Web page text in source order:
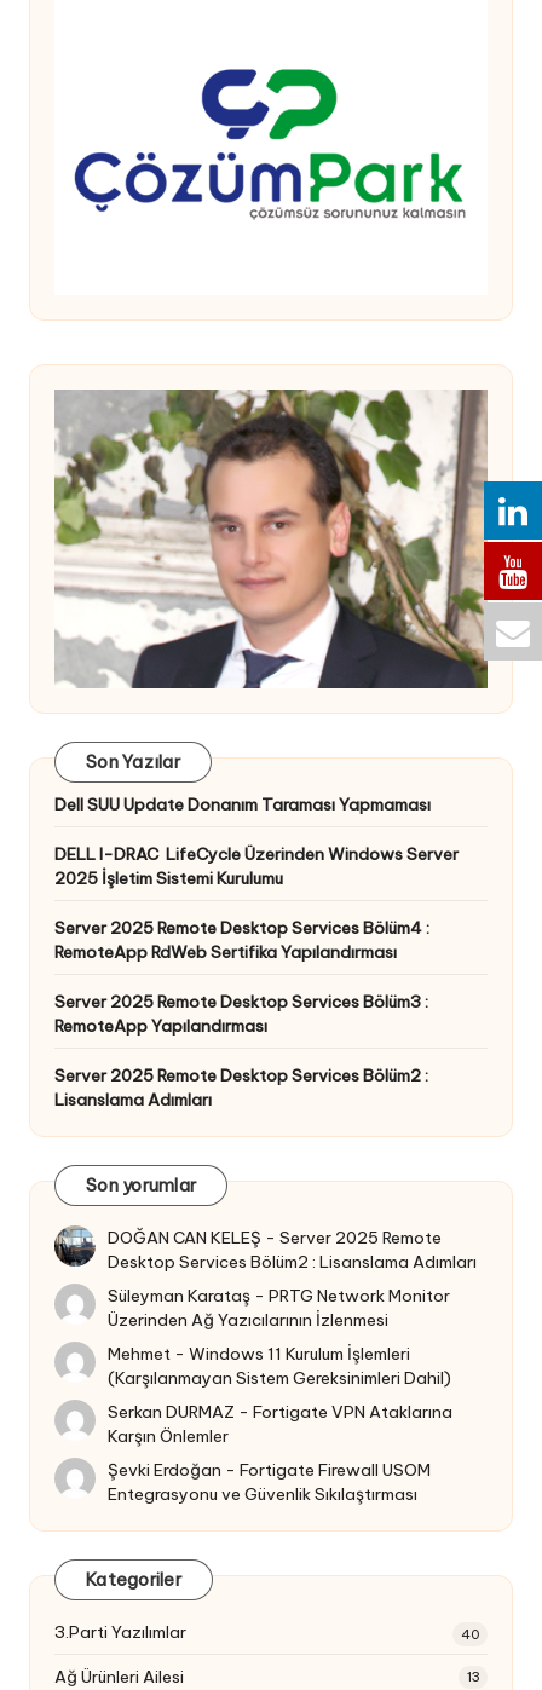
Son Yazılar
Dell SUU Update Donanım Taraması Yapmaması
DELL I-DRAC LifeCycle Üzerinden Windows Server
2025 İşletim Sistemi Kurulumu
Server 2025 Remote Desktop Services Bölüm4 :
RemoteApp RdWeb Sertifika Yapılandırması
Server 2025 Remote Desktop Services Bölüm3 :
RemoteApp Yapılandırması
Server 2025 Remote Desktop Services Bölüm2 :
Lisanslama Adımları
Son yorumlar
DOĞAN CAN KELEŞ -Server 2025 Remote
Desktop Services Bölüm2 : Lisanslama Adımları
Süleyman Karataş -PRTG Network Monitor
Üzerinden Ağ Yazıcılarının İzlenmesi
Mehmet -Windows 11 Kurulum İşlemleri
(Karşılanmayan Sistem Gereksinimleri Dahil)
Serkan DURMAZ -Fortigate VPN Ataklarına
Karşın Önlemler
Şevki Erdoğan -Fortigate Firewall USOM
Entegrasyonu ve Güvenlik Sıkılaştırması
Kategoriler
3.Parti Yazılımlar 40
Ağ Ürünleri Ailesi 13